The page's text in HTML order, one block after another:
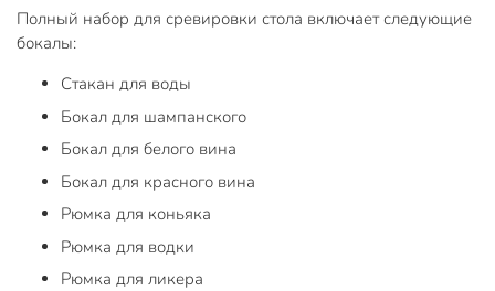
Полный набор для сревировки стола включает следующие
бокалы:
Стакан для воды
Бокал для шампанского
Бокал для белого вина
Бокал для красного вина
Рюмка для коньяка
Рюмка для водки
Рюмка для ликера